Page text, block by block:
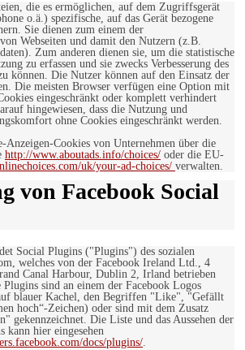
die es ermöglichen, auf dem Zugriffsgerät
o.ä.) spezifische, auf das Gerät bezogene
Sie dienen zum einem der
Webseiten und damit den Nutzern (z.B.
Zum anderen dienen sie, um die statistische
zu erfassen und sie zwecks Verbesserung des
können. Die Nutzer können auf den Einsatz der
Die meisten Browser verfügen eine Option mit
eingeschränkt oder komplett verhindert
hingewiesen, dass die Nutzung und
ohne Cookies eingeschränkt werden.
Anzeigen-Cookies von Unternehmen über die
http://www.aboutads.info/choices/ oder die EU-
uk/your-ad-choices/ verwalten.
von Facebook Social
Social Plugins ("Plugins") des sozialen
welches von der Facebook Ireland Ltd., 4
Canal Harbour, Dublin 2, Irland betrieben
sind an einem der Facebook Logos
blauer Kachel, den Begriffen "Like", "Gefällt
hoch“-Zeichen) oder sind mit dem Zusatz
gekennzeichnet. Die Liste und das Aussehen der
kann hier eingesehen
docs/plugins/.